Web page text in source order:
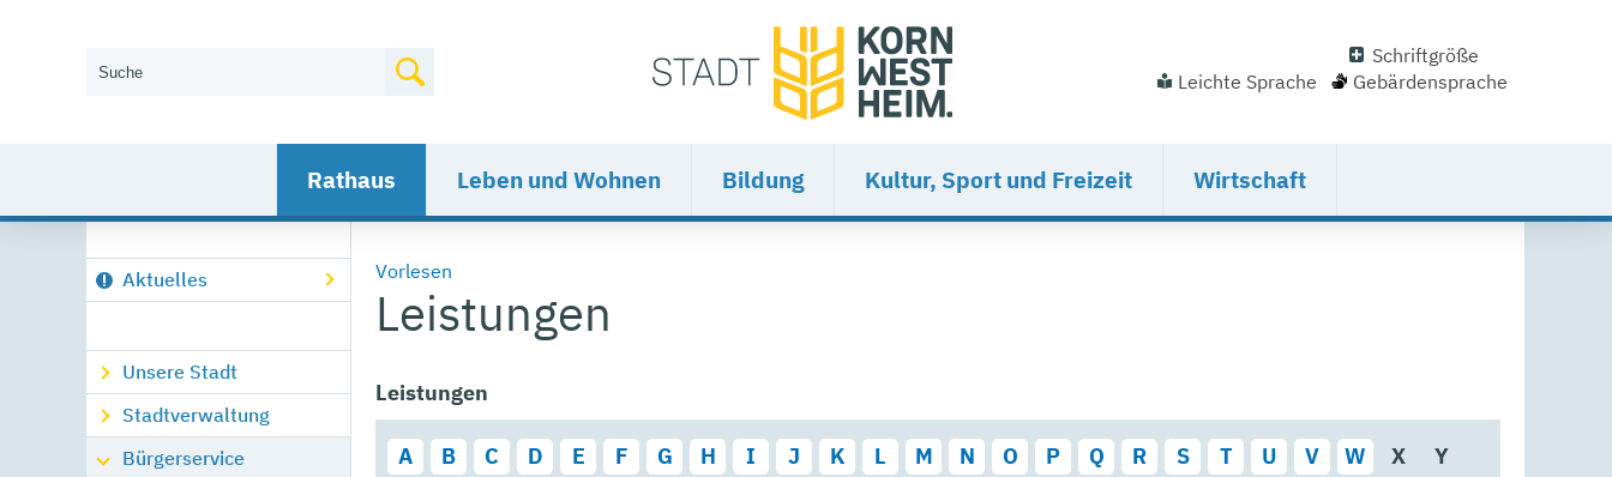
Schriftgröße
Leichte Sprache
Gebärdensprache
Rathaus Leben und Wohnen Bildung Kultur, Sport und Freizeit Wirtschaft
Aktuelles
Unsere Stadt
Stadtverwaltung
Bürgerservice
Vorlesen
Leistungen
Leistungen
A B C D E F G H I J K L M N O P Q R S T U V W X
Y